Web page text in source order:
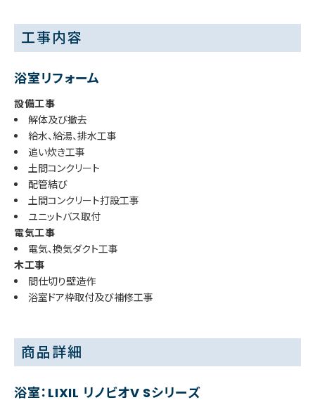
工事内容
浴室リフォーム
設備工事
解体及び撤去
給水、給湯、排水工事
追い炊き工事
土間コンクリート
配管結び
土間コンクリート打設工事
ユニットバス取付
電気工事
電気、換気ダクト工事
木工事
間仕切り壁造作
浴室ドア枠取付及び補修工事
商品詳細
浴室：LIXIL リノビオV Sシリーズ